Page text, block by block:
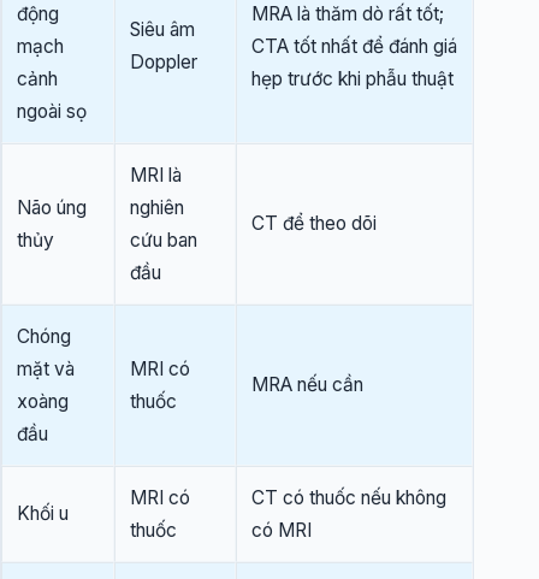
động
mạch
cảnh
ngoài sọ
Siêu âm
Doppler
MRA là thăm dò rất tốt;
CTA tốt nhất để đánh giá
hẹp trước khi phẫu thuật
Não úng
thủy
MRI là
nghiên
cứu ban
đầu
CT để theo dõi
Chóng
mặt và
xoàng
đầu
MRI có
thuốc
MRA nếu cần
Khối u
MRI có
thuốc
CT có thuốc nếu không
có MRI